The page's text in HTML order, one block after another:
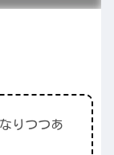
りつつあ